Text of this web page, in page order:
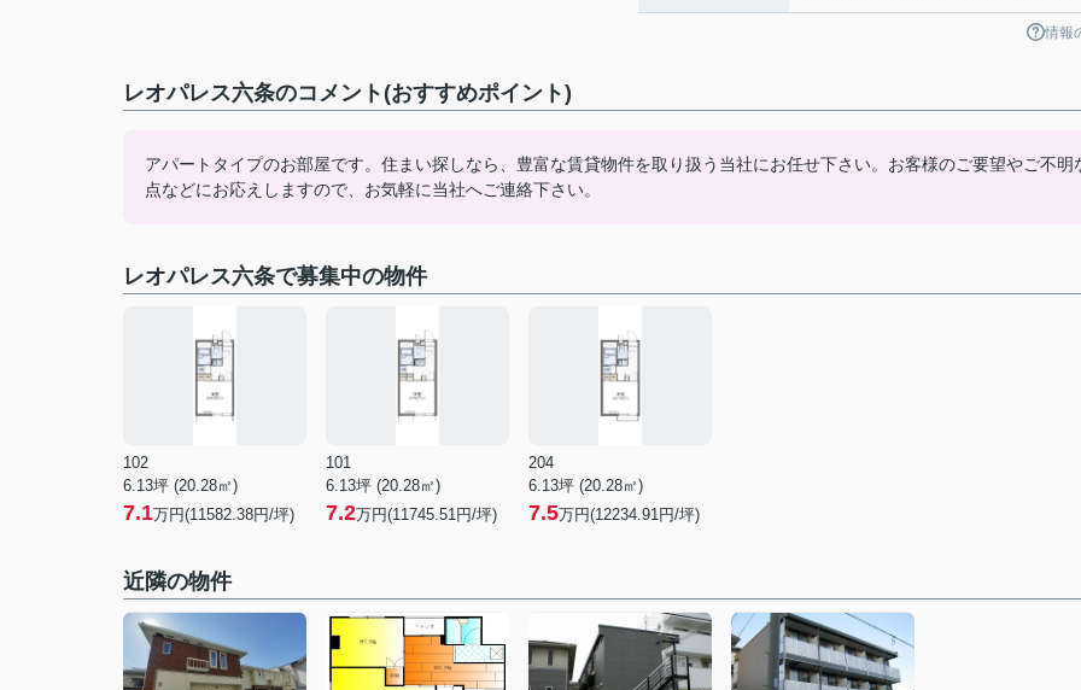
情報
レオパレス六条のコメント(おすすめポイント)
アパートタイプのお部屋です。住まい探しなら、豊富な賃貸物件を取り扱う当社にお任せ下さい。お客様のご要望やご不明
点などにお応えしますので、お気軽に当社へご連絡下さい。
レオパレス六条で募集中の物件
102
6.13坪 (20.28㎡)
7.1万円(11582.38円/坪)
101
6.13坪 (20.28㎡)
7.2万円(11745.51円/坪)
204
6.13坪 (20.28㎡)
7.5万円(12234.91円/坪)
近隣の物件